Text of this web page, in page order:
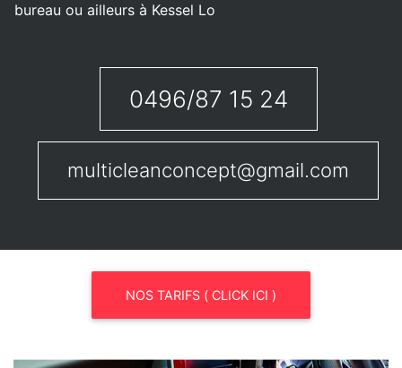
bureau ou ailleurs à Kessel Lo
0496/87 15 24
multicleanconcept@gmail.com
NOS TARIFS ( CLICK ICI )